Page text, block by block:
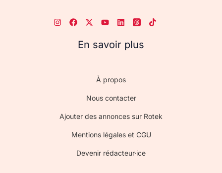
En savoir plus
À propos
Nous contacter
Ajouter des annonces sur Rotek
Mentions légales et CGU
Devenir rédacteur·ice